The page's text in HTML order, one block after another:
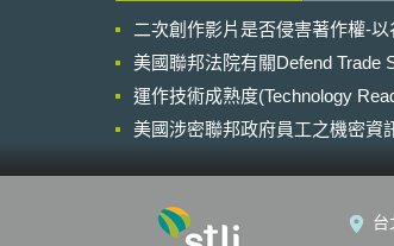
書店的銷售價。 歐盟執委會於
2011年3月對此展開反競爭(anti-
competition)調查，認為這五家書
合蘋果公司限制零售書商定價的
有違反競爭法之虞。根據歐盟運
約(Treaty on the Functioning of
定，事業間協議與一致性行為足
響歐體會員國間交易，且以妨礙
制或扭曲歐體共同市場競爭為效
二次創作影片是否侵害著作權-
美國聯邦法院有關Defend Trade
運作技術成熟度(Technology
美國涉密聯邦政府員工之機密資
台